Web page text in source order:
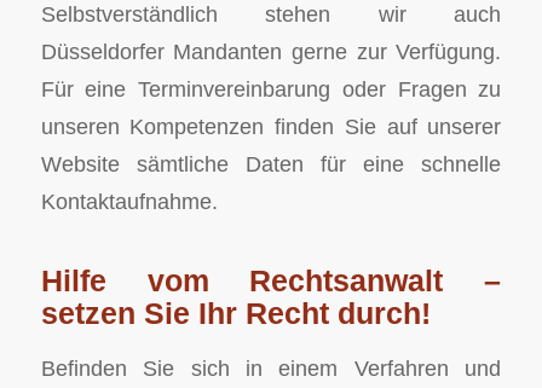
Selbstverständlich stehen wir auch
Düsseldorfer Mandanten gerne zur Verfügung.
Für eine Terminvereinbarung oder Fragen zu
unseren Kompetenzen finden Sie auf unserer
Website sämtliche Daten für eine schnelle
Kontaktaufnahme.
Hilfe vom Rechtsanwalt –
setzen Sie Ihr Recht durch!
Befinden Sie sich in einem Verfahren und